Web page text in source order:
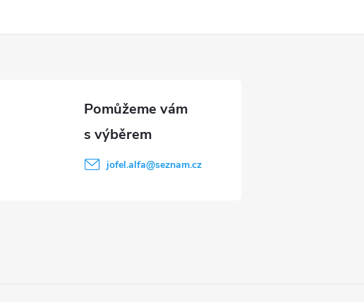
jofel.alfa@seznam.cz